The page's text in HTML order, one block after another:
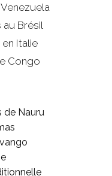
Brésil
Italie
Congo
de Nauru